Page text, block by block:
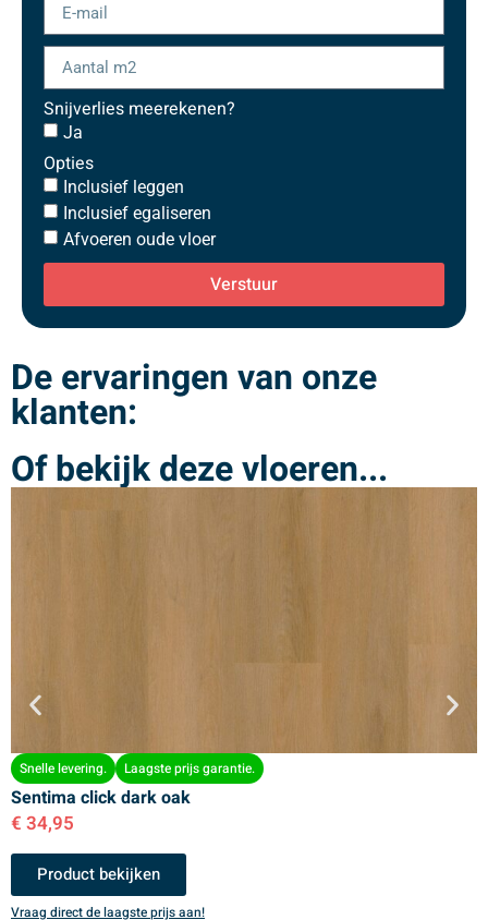
Snijverlies meerekenen?
Ja
Opties
Inclusief leggen
Inclusief egaliseren
Afvoeren oude vloer
Verstuur
De ervaringen van onze
klanten:
Of bekijk deze vloeren...
Snelle levering. Laagste prijs garantie.
Sentima click dark oak
€ 34,95
Product bekijken
Vraag direct de laagste prijs aan!